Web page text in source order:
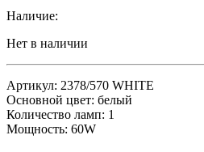
Наличие:
Нет в наличии
Артикул: 2378/570 WHITE
Основной цвет: белый
Количество ламп: 1
Мощность: 60W